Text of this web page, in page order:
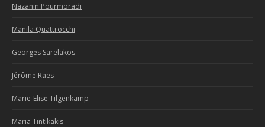
Nazanin Pourmoradi
Manila Quattrocchi
Georges Sarelakos
Jérôme Raes
Marie-Elise Tilgenkamp
Maria Tintikakis